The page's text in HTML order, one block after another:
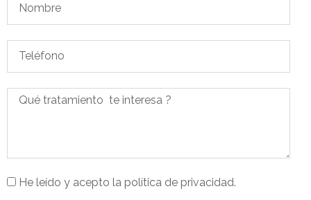
He leído y acepto la política de privacidad.